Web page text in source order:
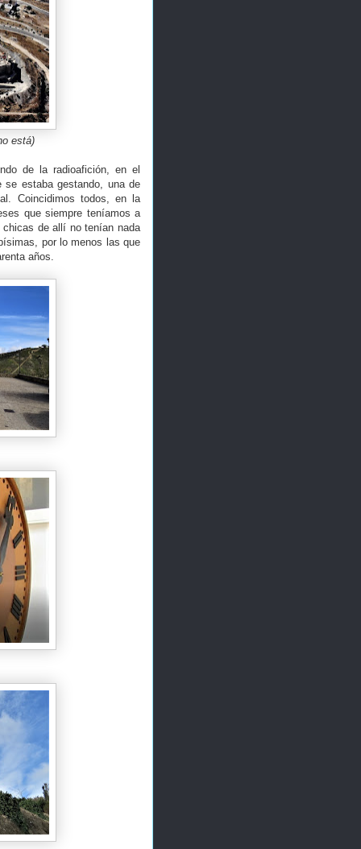
está)
de la radioafición, en el
se estaba gestando, una de
Coincidimos todos, en la
que siempre teníamos a
de allí no tenían nada
por lo menos las que
años.